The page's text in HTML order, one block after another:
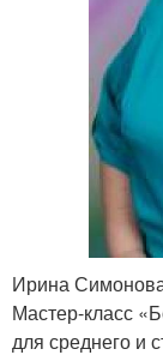
Ирина
Мастер-класс
для среднего и